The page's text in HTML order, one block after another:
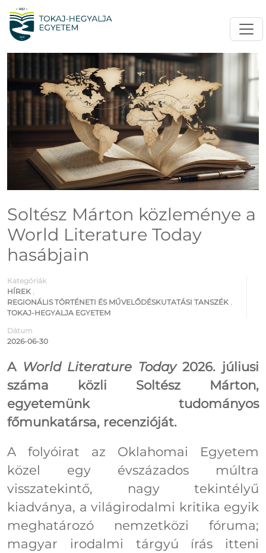
Soltész Márton közleménye a
World Literature Today
hasábjain
Kategóriák
HÍREK ,
REGIONÁLIS TÖRTÉNETI ÉS MŰVELŐDÉSKUTATÁSI TANSZÉK ,
TOKAJ-HEGYALJA EGYETEM
Dátum
2026-06-30
A World Literature Today2026. júliusi
száma közli Soltész Márton,
egyetemünk tudományos
főmunkatársa, recenzióját.
A folyóirat az Oklahomai Egyetem
közel egy évszázados múltra
visszatekintő, nagy tekintélyű
kiadványa, a világirodalmi kritika egyik
meghatározó nemzetközi fóruma;
magyar irodalmi tárgyú írás itteni